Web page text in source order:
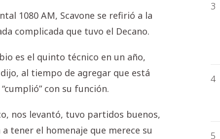
1080 AM, Scavone se refirió a la
complicada que tuvo el Decano.
es el quinto técnico en un año,
al tiempo de agregar que está
con su función.
nos levantó, tuvo partidos buenos,
tener el homenaje que merece su